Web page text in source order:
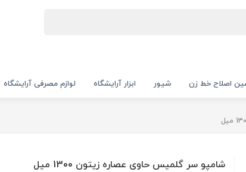
اصلاح خط زن شیور ابزار آرایشگاه لوازم مصرفی آرایشگاه
شامپو سر گلمیس حاوی عصاره زیتون 1300 میل